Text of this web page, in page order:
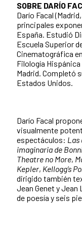
SOBRE DARÍO
Darío Facal
principales
España. Estudió
Escuela Superior
Cinematográfica
Filología
Madrid. Completó
Estados Unidos.
Darío Facal
visualmente
espectáculos: Las
imaginaria de
Theatre no More,
Kepler, Kellogg’s
dirigido también
Jean Genet y Jean
de poesía y seis